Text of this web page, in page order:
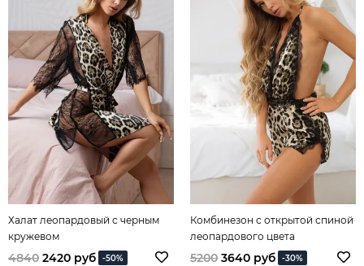
Халат леопардовый с черным
кружевом
4840 2420 руб -50%
Комбинезон с открытой спиной
леопардового цвета
5200 3640 руб -30%